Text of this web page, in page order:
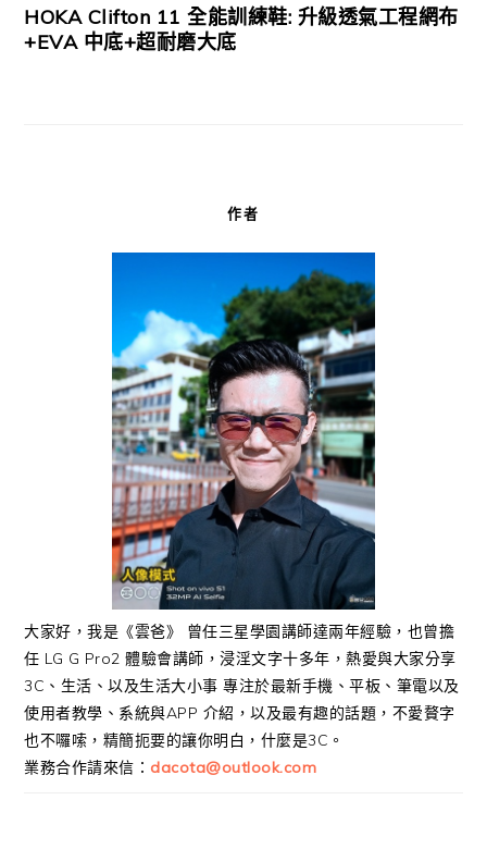
HOKA Clifton 11 全能訓練鞋: 升級透氣工程網布
+EVA 中底+超耐磨大底
作者
大家好，我是《雲爸》 曾任三星學園講師達兩年經驗，也曾擔
任 LG G Pro2 體驗會講師，浸淫文字十多年，熱愛與大家分享
3C、生活、以及生活大小事 專注於最新手機、平板、筆電以及
使用者教學、系統與APP 介紹，以及最有趣的話題，不愛贅字
也不囉嗦，精簡扼要的讓你明白，什麼是3C。
業務合作請來信： dacota@outlook.com